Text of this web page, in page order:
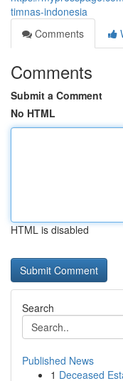
timnas-indonesia
Comments
Comments
Submit a Comment
No HTML
HTML is disabled
Search
Published News
1 Deceased